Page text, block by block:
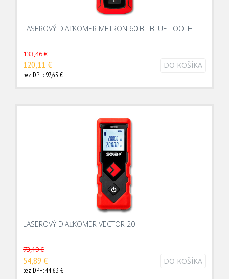
LASEROVÝ DIAĽKOMER METRON 60 BT BLUE TOOTH
133,46 €
120,11 €
bez DPH: 97,65 €
DO KOŠÍKA
LASEROVÝ DIAĽKOMER VECTOR 20
73,19 €
54,89 €
bez DPH: 44,63 €
DO KOŠÍKA